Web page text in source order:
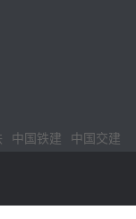
中国铁建 中国交建